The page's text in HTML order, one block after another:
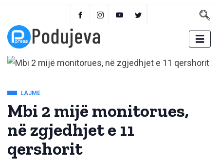
LAJME
Mbi 2 mijë monitorues,
në zgjedhjet e 11
qershorit